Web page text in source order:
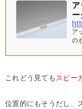
ー
ア
の
これどう見ても スピー
位置的にもそうだし、